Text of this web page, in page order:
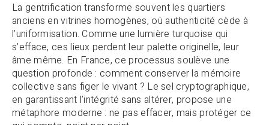
La gentrification transforme souvent les quartiers
anciens en vitrines homogènes, où authenticité cède à
l’uniformisation. Comme une lumière turquoise qui
s’efface, ces lieux perdent leur palette originelle, leur
âme même. En France, ce processus soulève une
question profonde : comment conserver la mémoire
collective sans figer le vivant ? Le sel cryptographique,
en garantissant l’intégrité sans altérer, propose une
métaphore moderne : ne pas effacer, mais protéger ce